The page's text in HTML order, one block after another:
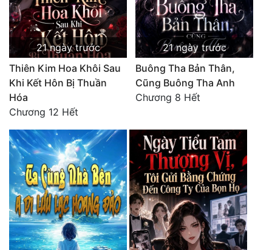
21 ngày trước
Thiên Kim Hoa Khôi Sau
Khi Kết Hôn Bị Thuần
Hóa
Chương 12 Hết
21 ngày trước
Buông Tha Bản Thân,
Cũng Buông Tha Anh
Chương 8 Hết